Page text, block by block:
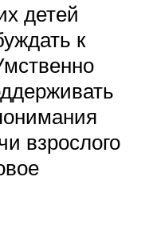
детей
к
взрослого